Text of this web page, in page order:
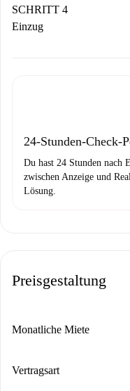
stellen den Kontakt
Wenn der Vermieter
SCHRITT 4
Einzug
24-Stunden-Check-
Du hast 24 Stunden nach
zwischen Anzeige und
Lösung.
Preisgestaltung
Monatliche Miete
Vertragsart